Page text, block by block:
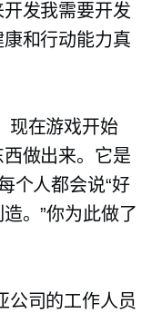
发我需要开发
和行动能力真
现在游戏开始
做出来。它是
个人都会说“好
。”你为此做了
公司的工作人员